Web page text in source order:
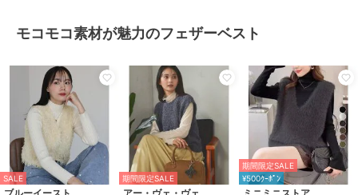
モコモコ素材が魅力のフェザーベスト
SALE 期間限定SALE
期間限定SALE
¥500ｸｰﾎﾟﾝ